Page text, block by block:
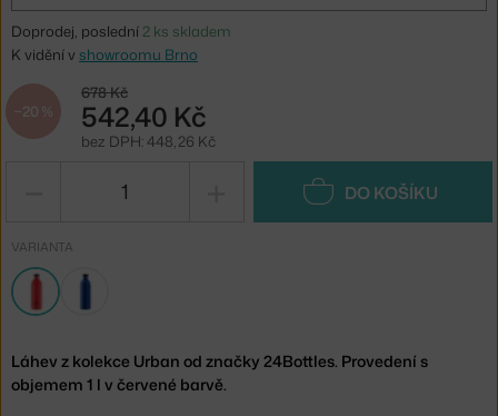
Doprodej, poslední 2 ks skladem
K vidění v showroomu Brno
−20 %
678 Kč
542,40 Kč
bez DPH: 448,26 Kč
DO KOŠÍKU
VARIANTA
Láhev z kolekce Urban od značky 24Bottles. Provedení s
objemem 1 l v červené barvě.